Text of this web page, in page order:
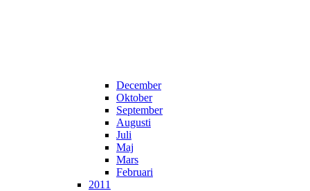
December
Oktober
September
Augusti
Juli
Maj
Mars
Februari
2011